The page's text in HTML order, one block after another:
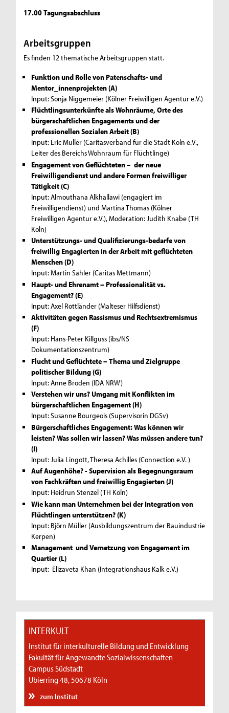
17.00 Tagungsabschluss
Arbeitsgruppen
Es finden 12 thematische Arbeitsgruppen statt.
Funktion und Rolle von Patenschafts- und
Mentor_innenprojekten (A)
Input: Sonja Niggemeier (Kölner Freiwilligen Agentur e.V.)
Flüchtlingsunterkünfte als Wohnräume, Orte des
bürgerschaftlichen Engagements und der
professionellen Sozialen Arbeit(B)
Input: Eric Müller (Caritasverband für die Stadt Köln e.V.,
Leiter des Bereichs Wohnraum für Flüchtlinge)
Engagement von Geflüchteten – der neue
Freiwilligendienst und andere Formen freiwilliger
Tätigkeit (C)
Input: Almouthana Alkhallawi (engagiert im
Freiwilligendienst) und Martina Thomas (Kölner
Freiwilligen Agentur e.V.), Moderation: Judith Knabe (TH
Köln)
Unterstützungs- und Qualifizierungs-bedarfe von
freiwillig Engagierten in der Arbeit mit geflüchteten
Menschen (D)
Input: Martin Sahler (Caritas Mettmann)
Haupt- und Ehrenamt – Professionalität vs.
Engagement? (E)
Input: Axel Rottländer (Malteser Hilfsdienst)
Aktivitäten gegen Rassismus und Rechtsextremismus
(F)
Input: Hans-Peter Killguss (ibs/NS
Dokumentationszentrum)
Flucht und Geflüchtete – Thema und Zielgruppe
politischer Bildung (G)
Input: Anne Broden (IDA NRW)
Verstehen wir uns? Umgang mit Konflikten im
bürgerschaftlichen Engagement (H)
Input: Susanne Bourgeois (Supervisorin DGSv)
Bürgerschaftliches Engagement: Was können wir
leisten? Was sollen wir lassen? Was müssen andere tun?
(I)
Input: Julia Lingott, Theresa Achilles (Connection e.V. )
Auf Augenhöhe? - Supervision als Begegnungsraum
von Fachkräften und freiwillig Engagierten (J)
Input: Heidrun Stenzel (TH Köln)
Wie kann man Unternehmen bei der Integration von
Flüchtlingen unterstützen? (K)
Input: Björn Müller (Ausbildungszentrum der Bauindustrie
Kerpen)
Management und Vernetzung von Engagement im
Quartier (L)
Input: Elizaveta Khan (Integrationshaus Kalk e.V.)
INTERKULT
Institut für interkulturelle Bildung und Entwicklung
Fakultät für Angewandte Sozialwissenschaften
Campus Südstadt
Ubierring 48, 50678 Köln
zum Institut